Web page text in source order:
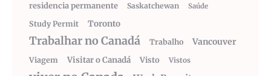
residencia permanente
Saskatchewan Saúde
Study Permit Toronto
Trabalhar no Canadá Trabalho Vancouver
Viagem Visitar o Canadá Visto Vistos